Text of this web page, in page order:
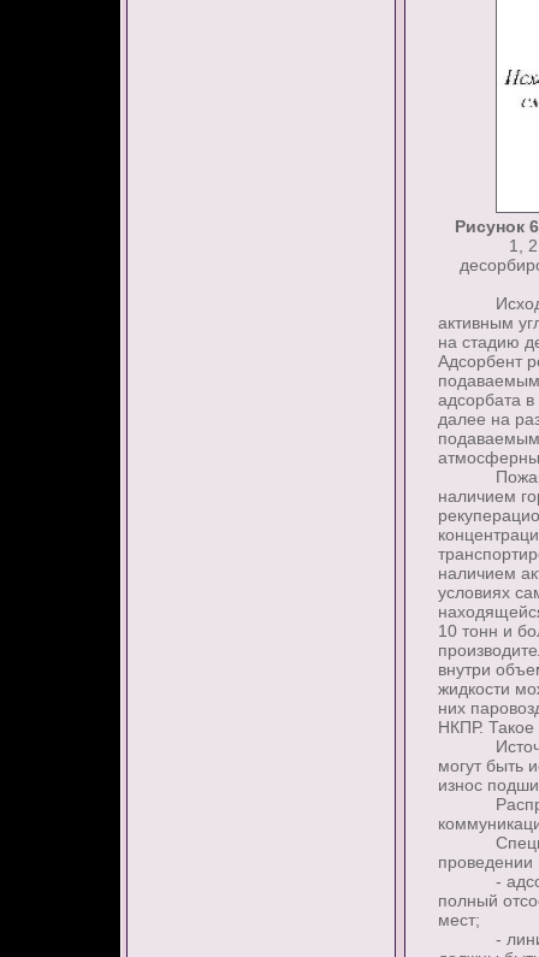
Рисунок
1,
Исходную
активным
на стадию
Адсорбент
адсорбата
далее на
Пожарная
наличием
наличием
условиях
10 тонн и
внутри
жидкости
них
НКПР.
могут быть
износ
проведении
-
полный
мест;
- линии